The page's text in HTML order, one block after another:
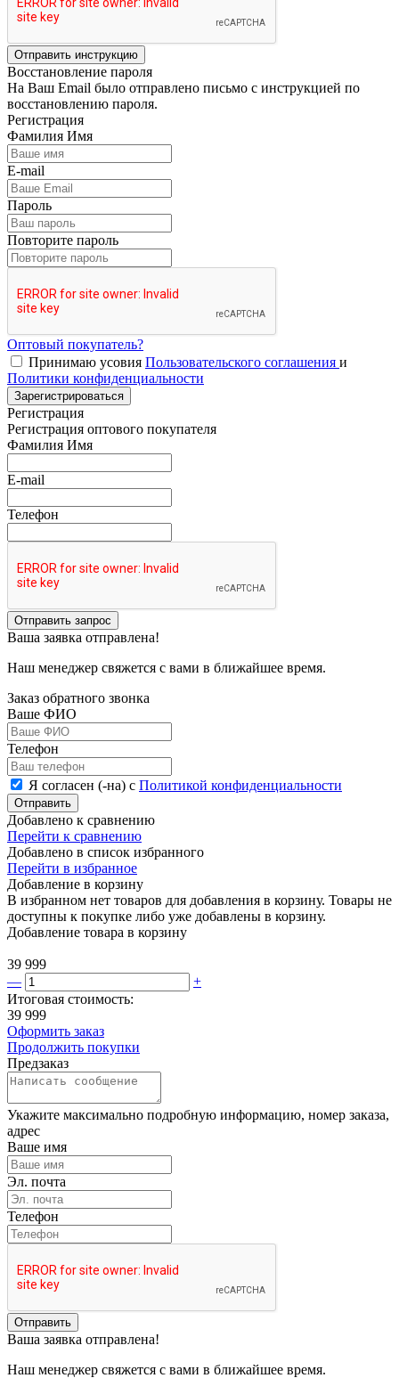
Отправить инструкцию
Восстановление пароля
На Ваш Email было отправлено письмо с инструкцией по
восстановлению пароля.
Регистрация
Фамилия Имя
E-mail
Пароль
Повторите пароль
Оптовый покупатель?
Принимаю усовия Пользовательского соглашения и
Политики конфиденциальности
Зарегистрироваться
Регистрация
Регистрация оптового покупателя
Фамилия Имя
E-mail
Телефон
Отправить запрос
Ваша заявка отправлена!
Наш менеджер свяжется с вами в ближайшее время.
Заказ обратного звонка
Ваше ФИО
Телефон
Я согласен (-на) с Политикой конфиденциальности
Отправить
Добавлено к сравнению
Перейти к сравнению
Добавлено в список избранного
Перейти в избранное
Добавление в корзину
В избранном нет товаров для добавления в корзину. Товары не
доступны к покупке либо уже добавлены в корзину.
Добавление товара в корзину
39 999
—
+
Итоговая стоимость:
39 999
Оформить заказ
Продолжить покупки
Предзаказ
Укажите максимально подробную информацию, номер заказа,
адрес
Ваше имя
Эл. почта
Телефон
Отправить
Ваша заявка отправлена!
Наш менеджер свяжется с вами в ближайшее время.